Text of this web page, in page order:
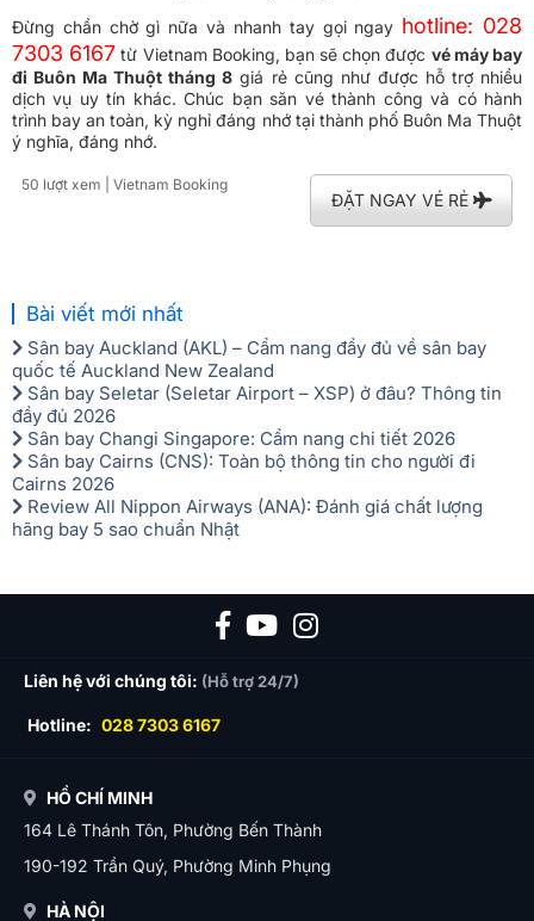
Đừng chần chờ gì nữa và nhanh tay gọi ngay hotline: 028
7303 6167 từ Vietnam Booking, bạn sẽ chọn được vé máy bay
đi Buôn Ma Thuột tháng 8 giá rẻ cũng như được hỗ trợ nhiều
dịch vụ uy tín khác. Chúc bạn săn vé thành công và có hành
trình bay an toàn, kỳ nghỉ đáng nhớ tại thành phố Buôn Ma Thuột
ý nghĩa, đáng nhớ.
50 lượt xem | Vietnam Booking
ĐẶT NGAY VÉ RẺ
Bài viết mới nhất
Sân bay Auckland (AKL) – Cẩm nang đầy đủ về sân bay
quốc tế Auckland New Zealand
Sân bay Seletar (Seletar Airport – XSP) ở đâu? Thông tin
đầy đủ 2026
Sân bay Changi Singapore: Cẩm nang chi tiết 2026
Sân bay Cairns (CNS): Toàn bộ thông tin cho người đi
Cairns 2026
Review All Nippon Airways (ANA): Đánh giá chất lượng
hãng bay 5 sao chuẩn Nhật
Liên hệ với chúng tôi: (Hỗ trợ 24/7)
Hotline: 028 7303 6167
HỒ CHÍ MINH
164 Lê Thánh Tôn, Phường Bến Thành
190-192 Trần Quý, Phường Minh Phụng
HÀ NỘI